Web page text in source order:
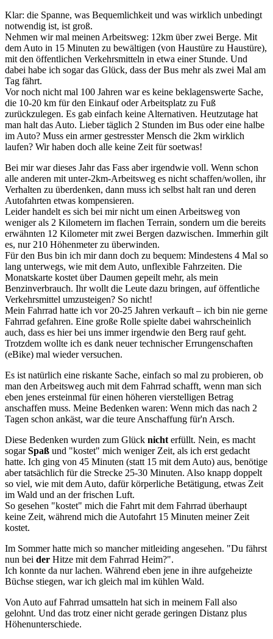
Klar: die Spanne, was Bequemlichkeit und was wirklich unbedingt
notwendig ist, ist groß.
Nehmen wir mal meinen Arbeitsweg: 12km über zwei Berge. Mit
dem Auto in 15 Minuten zu bewältigen (von Haustüre zu Haustüre),
mit den öffentlichen Verkehrsmitteln in etwa einer Stunde. Und
dabei habe ich sogar das Glück, dass der Bus mehr als zwei Mal am
Tag fährt.
Vor noch nicht mal 100 Jahren war es keine beklagenswerte Sache,
die 10-20 km für den Einkauf oder Arbeitsplatz zu Fuß
zurückzulegen. Es gab einfach keine Alternativen. Heutzutage hat
man halt das Auto. Lieber täglich 2 Stunden im Bus oder eine halbe
im Auto? Muss ein armer gestresster Mensch die 2km wirklich
laufen? Wir haben doch alle keine Zeit für soetwas!
Bei mir war dieses Jahr das Fass aber irgendwie voll. Wenn schon
alle anderen mit unter-2km-Arbeitsweg es nicht schaffen/wollen, ihr
Verhalten zu überdenken, dann muss ich selbst halt ran und deren
Autofahrten etwas kompensieren.
Leider handelt es sich bei mir nicht um einen Arbeitsweg von
weniger als 2 Kilometern im flachen Terrain, sondern um die bereits
erwähnten 12 Kilometer mit zwei Bergen dazwischen. Immerhin gilt
es, nur 210 Höhenmeter zu überwinden.
Für den Bus bin ich mir dann doch zu bequem: Mindestens 4 Mal so
lang unterwegs, wie mit dem Auto, unflexible Fahrzeiten. Die
Monatskarte kostet über Daumen gepeilt mehr, als mein
Benzinverbrauch. Ihr wollt die Leute dazu bringen, auf öffentliche
Verkehrsmittel umzusteigen? So nicht!
Mein Fahrrad hatte ich vor 20-25 Jahren verkauft – ich bin nie gerne
Fahrrad gefahren. Eine große Rolle spielte dabei wahrscheinlich
auch, dass es hier bei uns immer irgendwie den Berg rauf geht.
Trotzdem wollte ich es dank neuer technischer Errungenschaften
(eBike) mal wieder versuchen.
Es ist natürlich eine riskante Sache, einfach so mal zu probieren, ob
man den Arbeitsweg auch mit dem Fahrrad schafft, wenn man sich
eben jenes ersteinmal für einen höheren vierstelligen Betrag
anschaffen muss. Meine Bedenken waren: Wenn mich das nach 2
Tagen schon ankäst, war die teure Anschaffung für'n Arsch.
Diese Bedenken wurden zum Glück nicht erfüllt. Nein, es macht
sogarSpaß und "kostet" mich weniger Zeit, als ich erst gedacht
hatte. Ich ging von 45 Minuten (statt 15 mit dem Auto) aus, benötige
aber tatsächlich für die Strecke 25-30 Minuten. Also knapp doppelt
so viel, wie mit dem Auto, dafür körperliche Betätigung, etwas Zeit
im Wald und an der frischen Luft.
So gesehen "kostet" mich die Fahrt mit dem Fahrrad überhaupt
keine Zeit, während mich die Autofahrt 15 Minuten meiner Zeit
kostet.
Im Sommer hatte mich so mancher mitleiding angesehen. "Du fährst
nun bei der Hitze mit dem Fahrrad Heim?".
Ich konnte da nur lachen. Während eben jene in ihre aufgeheizte
Büchse stiegen, war ich gleich mal im kühlen Wald.
Von Auto auf Fahrrad umsatteln hat sich in meinem Fall also
gelohnt. Und das trotz einer nicht gerade geringen Distanz plus
Höhenunterschiede.